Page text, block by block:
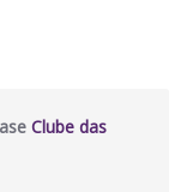
Clube das